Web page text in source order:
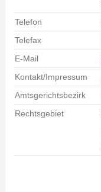
Telefon
Telefax
E-Mail
Kontakt/Impressum
Amtsgerichtsbezirk
Rechtsgebiet